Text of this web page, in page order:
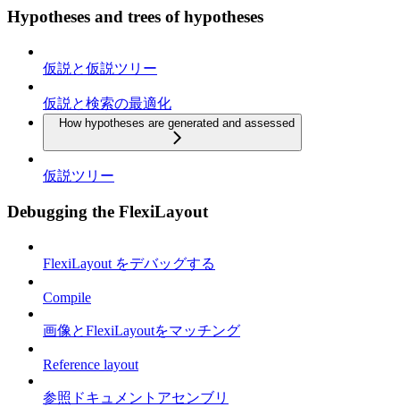
Hypotheses and trees of hypotheses
仮説と仮説ツリー
仮説と検索の最適化
How hypotheses are generated and assessed
仮説ツリー
Debugging the FlexiLayout
FlexiLayout をデバッグする
Compile
画像とFlexiLayoutをマッチング
Reference layout
参照ドキュメントアセンブリ